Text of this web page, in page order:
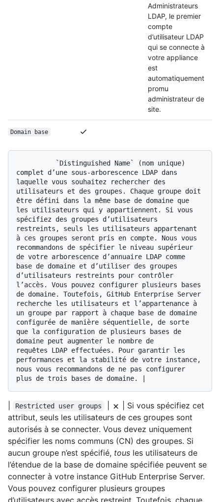
Administrateurs
LDAP, le premier
compte
d’utilisateur LDAP
qui se connecte à
votre appliance
est
automatiquement
promu
administrateur de
site.
Domain base
complet d’une sous-arborescence LDAP dans
laquelle vous souhaitez rechercher des
utilisateurs et des groupes. Chaque groupe doit
être défini dans la même base de domaine que
les utilisateurs qui y appartiennent. Si vous
spécifiez des groupes d’utilisateurs
restreints, seuls les utilisateurs appartenant
à ces groupes seront pris en compte. Nous vous
recommandons de spécifier le niveau supérieur
de votre arborescence d’annuaire LDAP comme
base de domaine et d’utiliser des groupes
d’utilisateurs restreints pour contrôler
l’accès. Vous pouvez configurer plusieurs bases
de domaine. Toutefois, GitHub Enterprise Server
recherche les utilisateurs et l’appartenance à
un groupe par rapport à chaque base de domaine
configurée de manière séquentielle, de sorte
que la configuration de plusieurs bases de
domaine peut augmenter le nombre de
requêtes LDAP effectuées. Pour garantir les
performances et la stabilité de votre instance,
nous vous recommandons de ne pas configurer
Restricted user groups
| Si vous spécifiez cet
attribut, seuls les utilisateurs de ces groupes sont
autorisés à se connecter. Vous devez uniquement
spécifier les noms communs (CN) des groupes. Si
aucun groupe n’est spécifié, tous les utilisateurs de
l’étendue de la base de domaine spécifiée peuvent se
connecter à votre instance GitHub Enterprise Server.
Vous pouvez configurer plusieurs groupes
d’utilisateurs avec accès restreint. Toutefois, chaque